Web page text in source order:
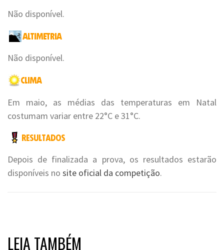
Não disponível.
Não disponível.
Em maio, as médias das temperaturas em Natal
costumam variar entre 22°C e 31°C.
Depois de finalizada a prova, os resultados estarão
disponíveis no site oficial da competição.
LEIA TAMBÉM